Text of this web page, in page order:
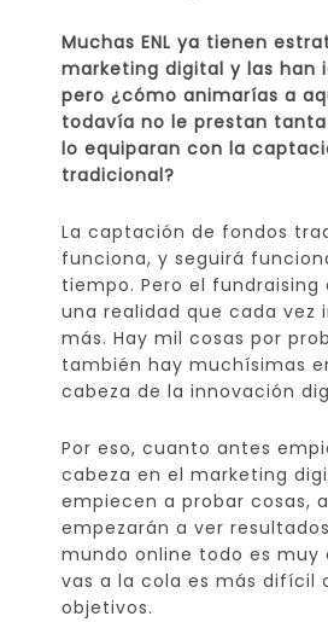
Muchas ENL ya tienen
marketing digital y las han
pero ¿cómo animarías a
todavía no le prestan
lo equiparan con la
tradicional?
La captación de fondos
funciona, y seguirá
tiempo. Pero el fundraising
una realidad que cada vez
más. Hay mil cosas por
también hay muchísimas
cabeza de la innovación
Por eso, cuanto antes
cabeza en el marketing
empiecen a probar cosas,
empezarán a ver
mundo online todo es muy
vas a la cola es más difícil
objetivos.